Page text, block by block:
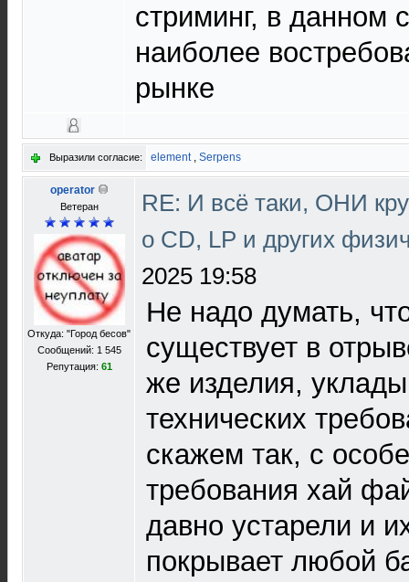
стриминг, в данном
наиболее
рынке
Выразили согласие: element, Serpens
operator
Ветеран
Откуда: "Город бесов"
Сообщений: 1 545
Репутация: 61
RE: И всё таки, ОНИ
о CD, LP и других
2025 19:58
Не надо думать,
существует в
же изделия,
технических
скажем так, с
требования хай
давно устарели и
покрывает любой